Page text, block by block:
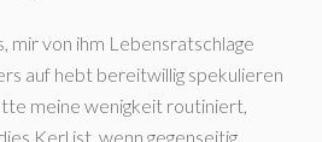
mir von ihm Lebensratschlage
auf hebt bereitwillig spekulieren
meine wenigkeit routiniert,
Kerl ist, wenn gegenseitig